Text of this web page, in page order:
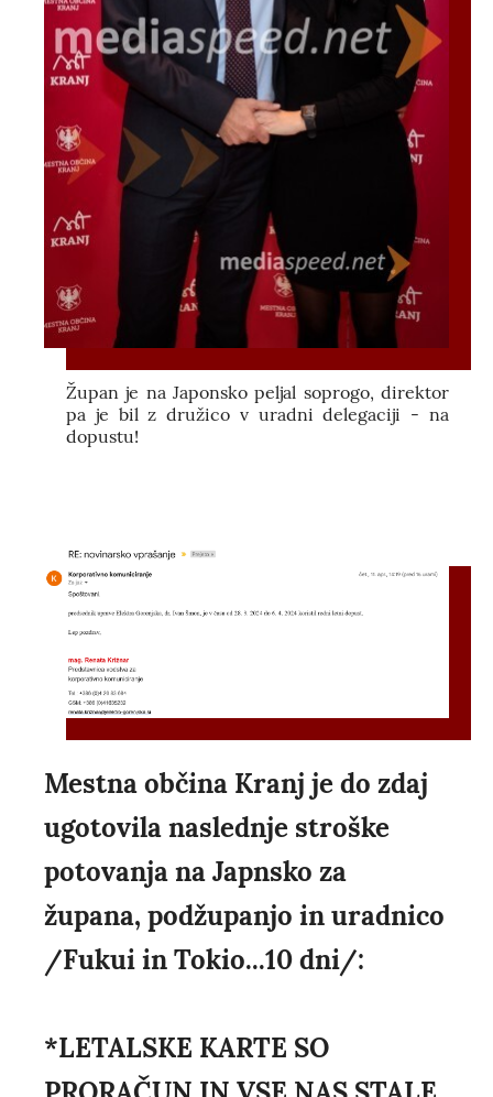
Župan je na Japonsko peljal soprogo, direktor
pa je bil z družico v uradni delegaciji - na
dopustu!
Mestna občina Kranj je do zdaj
ugotovila naslednje stroške
potovanja na Japnsko za
župana, podžupanjo in uradnico
/Fukui in Tokio...10 dni/:
*LETALSKE KARTE SO